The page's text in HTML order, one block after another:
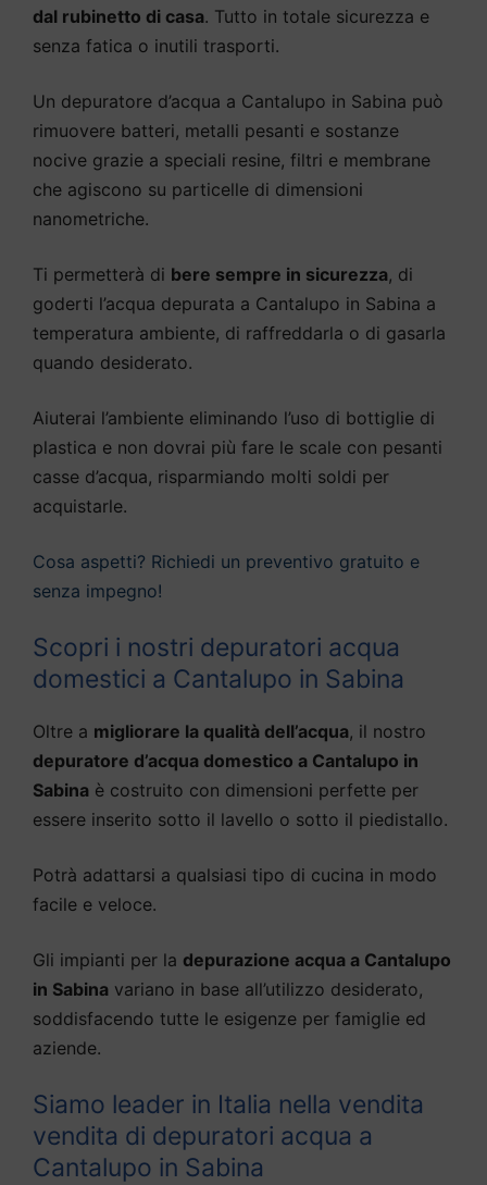
dal rubinetto di casa. Tutto in totale sicurezza e
senza fatica o inutili trasporti.
Un depuratore d’acqua a Cantalupo in Sabina può
rimuovere batteri, metalli pesanti e sostanze
nocive grazie a speciali resine, filtri e membrane
che agiscono su particelle di dimensioni
nanometriche.
Ti permetterà di bere sempre in sicurezza, di
goderti l’acqua depurata a Cantalupo in Sabina a
temperatura ambiente, di raffreddarla o di gasarla
quando desiderato.
Aiuterai l’ambiente eliminando l’uso di bottiglie di
plastica e non dovrai più fare le scale con pesanti
casse d’acqua, risparmiando molti soldi per
acquistarle.
Cosa aspetti? Richiedi un preventivo gratuito e
senza impegno!
Scopri i nostri depuratori acqua
domestici a Cantalupo in Sabina
Oltre a migliorare la qualità dell’acqua, il nostro
depuratore d’acqua domestico a Cantalupo in
Sabina è costruito con dimensioni perfette per
essere inserito sotto il lavello o sotto il piedistallo.
Potrà adattarsi a qualsiasi tipo di cucina in modo
facile e veloce.
Gli impianti per la depurazione acqua a Cantalupo
in Sabina variano in base all’utilizzo desiderato,
soddisfacendo tutte le esigenze per famiglie ed
aziende.
Siamo leader in Italia nella vendita
vendita di depuratori acqua a
Cantalupo in Sabina